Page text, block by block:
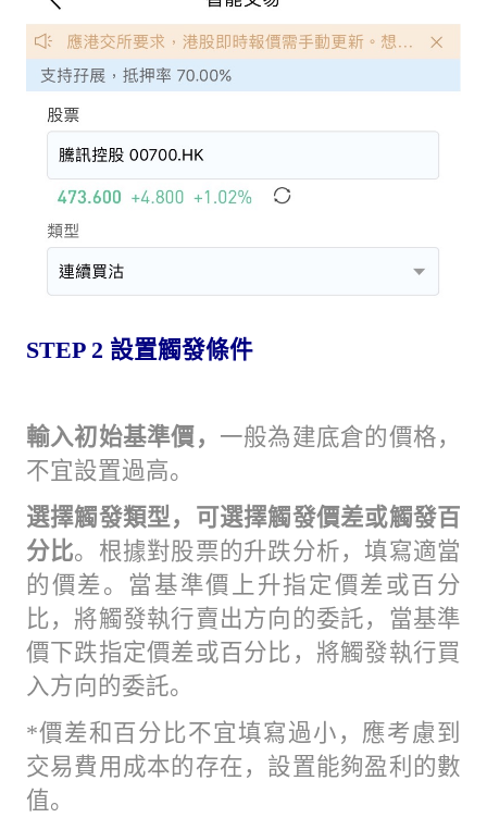
STEP 2 設置觸發條件
輸入初始基準價， 一般為建底倉的價格，
不宜設置過高。
選擇觸發類型，可選擇觸發價差或觸發百
分比。根據對股票的升跌分析，填寫適當
的價差。當基準價上升指定價差或百分
比，將觸發執行賣出方向的委託，當基準
價下跌指定價差或百分比，將觸發執行買
入方向的委託。
*價差和百分比不宜填寫過小，應考慮到
交易費用成本的存在，設置能夠盈利的數
值。